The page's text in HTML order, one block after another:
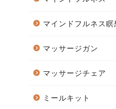
マインドフルネス瞑
マッサージガン
マッサージチェア
ミールキット